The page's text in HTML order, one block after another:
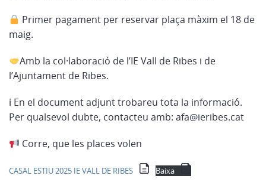
Primer pagament per reservar plaça màxim el 18 de
maig.
Amb la col·laboració de l’IE Vall de Ribes i de
l’Ajuntament de Ribes.
ℹ En el document adjunt trobareu tota la informació.
Per qualsevol dubte, contacteu amb: afa@ieribes.cat
Corre, que les places volen
CASAL ESTIU 2025 IE VALL DE RIBES Baixa